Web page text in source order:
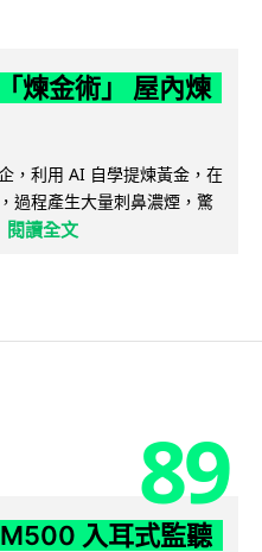
煉金術」 屋內煉
，利用 AI 自學提煉黃金，在
過程產生大量刺鼻濃煙，驚
閱讀全文
89
M500 入耳式監聽